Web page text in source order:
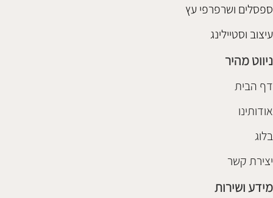
ספסלים ושרפרפי עץ
עיצוב וסטיילינג
ניווט מהיר
דף הבית
אודותינו
בלוג
יצירת קשר
מידע ושירות